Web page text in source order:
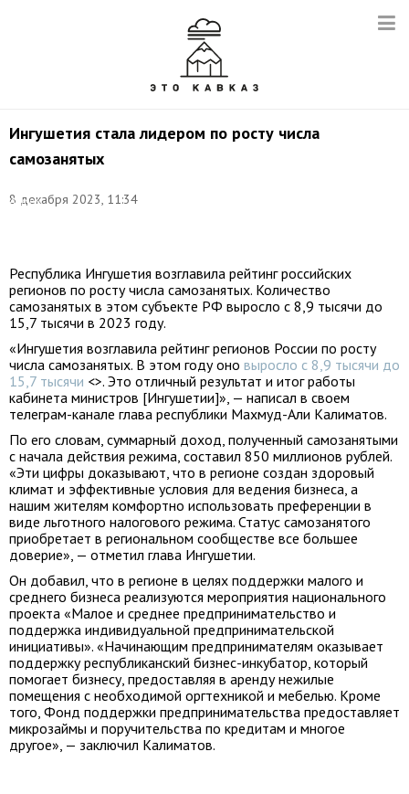
Ингушетия стала лидером по росту числа
самозанятых
8 декабря 2023, 11:34
Артем
Республика Ингушетия возглавила рейтинг российских
регионов по росту числа самозанятых. Количество
самозанятых в этом субъекте РФ выросло с 8,9 тысячи до
15,7 тысячи в 2023 году.
«Ингушетия возглавила рейтинг регионов России по росту
числа самозанятых. В этом году оно выросло с 8,9 тысячи до
15,7 тысячи <>. Это отличный результат и итог работы
кабинета министров [Ингушетии]», — написал в своем
телеграм-канале глава республики Махмуд-Али Калиматов.
По его словам, суммарный доход, полученный самозанятыми
с начала действия режима, составил 850 миллионов рублей.
«Эти цифры доказывают, что в регионе создан здоровый
климат и эффективные условия для ведения бизнеса, а
нашим жителям комфортно использовать преференции в
виде льготного налогового режима. Статус самозанятого
приобретает в региональном сообществе все большее
доверие», — отметил глава Ингушетии.
Он добавил, что в регионе в целях поддержки малого и
среднего бизнеса реализуются мероприятия национального
проекта «Малое и среднее предпринимательство и
поддержка индивидуальной предпринимательской
инициативы». «Начинающим предпринимателям оказывает
поддержку республиканский бизнес-инкубатор, который
помогает бизнесу, предоставляя в аренду нежилые
помещения с необходимой оргтехникой и мебелью. Кроме
того, Фонд поддержки предпринимательства предоставляет
микрозаймы и поручительства по кредитам и многое
другое», — заключил Калиматов.